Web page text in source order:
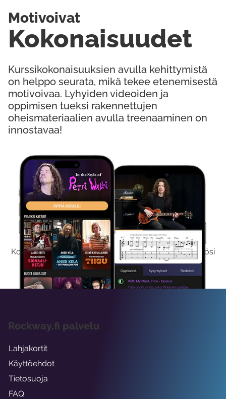
Kokeile Ilmaiseksi
Kokeilemalla ilmaiseksi saat koko sisältömme käyttöösi
viikon ajaksi.
Kurssikokonaisuuksien avulla kehittymistä
on helppo seurata, mikä tekee etenemisestä
motivoivaa. Lyhyiden videoiden ja
oppimisen tueksi rakennettujen
oheismateriaalien avulla treenaaminen on
innostavaa!
Kokonaisuudet
Motivoivat
Rockway.fi palvelu
Lahjakortit
Käyttöehdot
Tietosuoja
FAQ